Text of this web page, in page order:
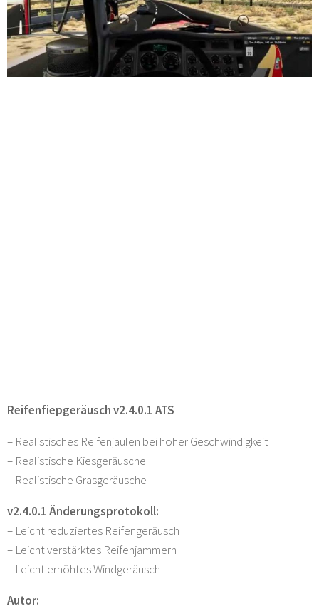
Reifenfiepgeräusch v2.4.0.1 ATS
– Realistisches Reifenjaulen bei hoher Geschwindigkeit
– Realistische Kiesgeräusche
– Realistische Grasgeräusche
v2.4.0.1 Änderungsprotokoll:
– Leicht reduziertes Reifengeräusch
– Leicht verstärktes Reifenjammern
– Leicht erhöhtes Windgeräusch
Autor: